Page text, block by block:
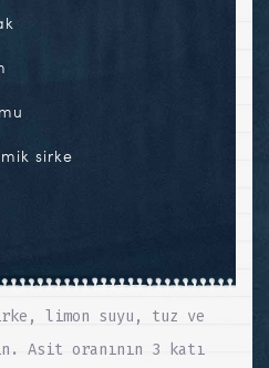
sirke
limon suyu, tuz ve
Asit oranının 3 katı